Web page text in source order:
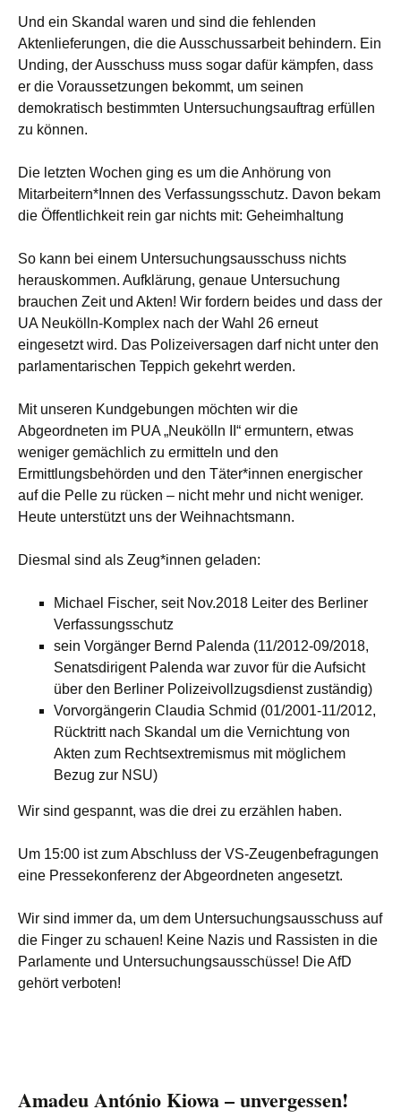
Und ein Skandal waren und sind die fehlenden
Aktenlieferungen, die die Ausschussarbeit behindern. Ein
Unding, der Ausschuss muss sogar dafür kämpfen, dass
er die Voraussetzungen bekommt, um seinen
demokratisch bestimmten Untersuchungsauftrag erfüllen
zu können.
Die letzten Wochen ging es um die Anhörung von
Mitarbeitern*Innen des Verfassungsschutz. Davon bekam
die Öffentlichkeit rein gar nichts mit: Geheimhaltung
So kann bei einem Untersuchungsausschuss nichts
herauskommen. Aufklärung, genaue Untersuchung
brauchen Zeit und Akten! Wir fordern beides und dass der
UA Neukölln-Komplex nach der Wahl 26 erneut
eingesetzt wird. Das Polizeiversagen darf nicht unter den
parlamentarischen Teppich gekehrt werden.
Mit unseren Kundgebungen möchten wir die
Abgeordneten im PUA „Neukölln II“ ermuntern, etwas
weniger gemächlich zu ermitteln und den
Ermittlungsbehörden und den Täter*innen energischer
auf die Pelle zu rücken – nicht mehr und nicht weniger.
Heute unterstützt uns der Weihnachtsmann.
Diesmal sind als Zeug*innen geladen:
Michael Fischer, seit Nov.2018 Leiter des Berliner
Verfassungsschutz
sein Vorgänger Bernd Palenda (11/2012-09/2018,
Senatsdirigent Palenda war zuvor für die Aufsicht
über den Berliner Polizeivollzugsdienst zuständig)
Vorvorgängerin Claudia Schmid (01/2001-11/2012,
Rücktritt nach Skandal um die Vernichtung von
Akten zum Rechtsextremismus mit möglichem
Bezug zur NSU)
Wir sind gespannt, was die drei zu erzählen haben.
Um 15:00 ist zum Abschluss der VS-Zeugenbefragungen
eine Pressekonferenz der Abgeordneten angesetzt.
Wir sind immer da, um dem Untersuchungsausschuss auf
die Finger zu schauen! Keine Nazis und Rassisten in die
Parlamente und Untersuchungsausschüsse! Die AfD
gehört verboten!
Amadeu António Kiowa – unvergessen!